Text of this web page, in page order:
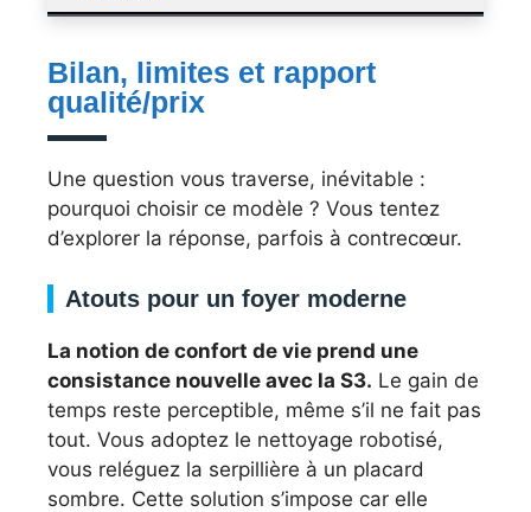
Bilan, limites et rapport
qualité/prix
Une question vous traverse, inévitable :
pourquoi choisir ce modèle ? Vous tentez
d’explorer la réponse, parfois à contrecœur.
Atouts pour un foyer moderne
La notion de confort de vie prend une
consistance nouvelle avec la S3. Le gain de
temps reste perceptible, même s’il ne fait pas
tout. Vous adoptez le nettoyage robotisé,
vous reléguez la serpillière à un placard
sombre. Cette solution s’impose car elle